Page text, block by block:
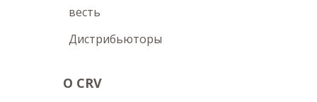
весть
Дистрибьюторы
О CRV